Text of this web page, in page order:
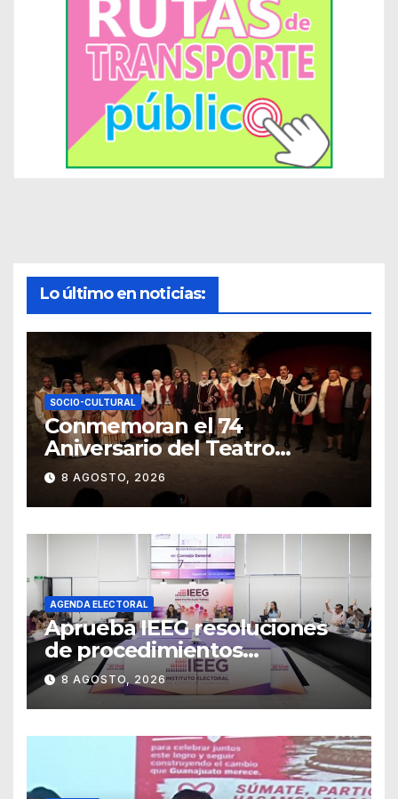
Lo último en noticias:
SOCIO-CULTURAL
Conmemoran el 74
Aniversario del Teatro
Universitario con una
representación del
“Retablillo jovial”
8 AGOSTO, 2026
AGENDA ELECTORAL
Aprueba IEEG resoluciones
de procedimientos
sancionadores
8 AGOSTO, 2026